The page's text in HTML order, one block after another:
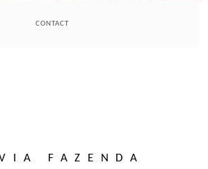
FAZENDA
CONTACT